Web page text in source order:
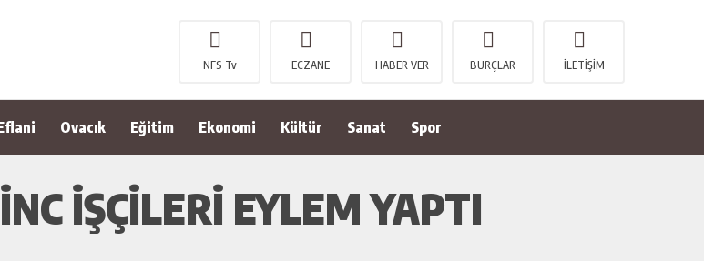
NFS Tv ECZANE HABER VER BURÇLAR İLETİŞİM
Ovacık Eğitim Ekonomi Kültür Sanat Spor
İŞÇİLERİ EYLEM YAPTI